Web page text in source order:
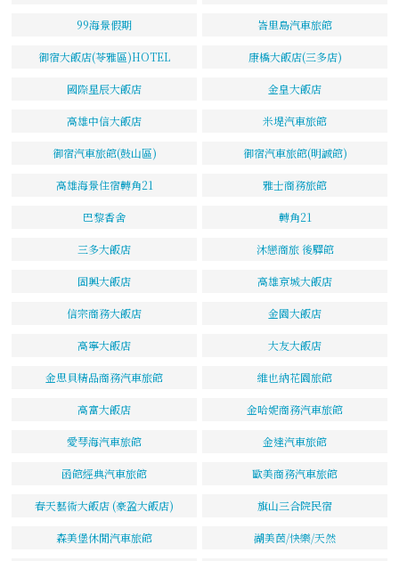
99海景假期 峇里島汽車旅館
御宿大飯店(苓雅區)HOTEL 康橋大飯店(三多店)
國際星辰大飯店 金皇大飯店
高雄中信大飯店 米堤汽車旅館
御宿汽車旅館(鼓山區) 御宿汽車旅館(明誠館)
高雄海景住宿轉角21 雅士商務旅館
巴黎香舍 轉角21
三多大飯店 沐戀商旅 後驛館
固興大飯店 高雄京城大飯店
信宗商務大飯店 金園大飯店
高寧大飯店 大友大飯店
金思貝精品商務汽車旅館 維也納花園旅館
高富大飯店 金哈妮商務汽車旅館
愛琴海汽車旅館 金達汽車旅館
函館經典汽車旅館 歐美商務汽車旅館
春天藝術大飯店 (豪盈大飯店) 旗山三合院民宿
森美堡休閒汽車旅館 湖美茵/快樂/天然